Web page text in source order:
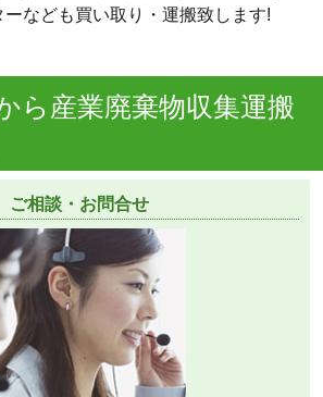
なども買い取り・運搬致します!
ら産業廃棄物収集運搬
ご相談・お問合せ